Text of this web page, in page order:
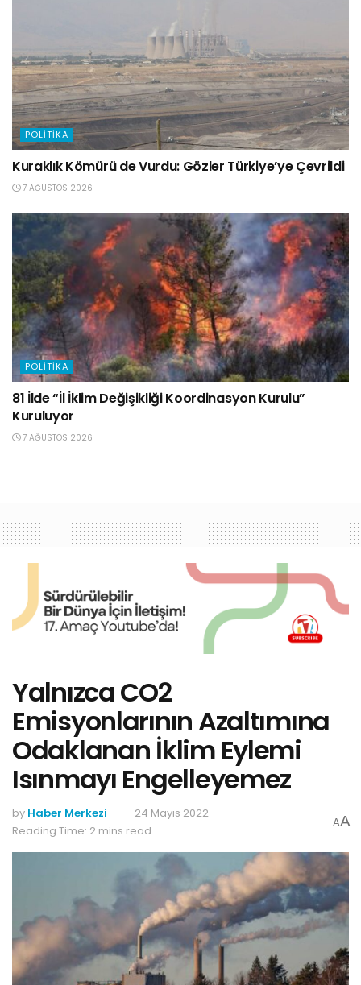
POLITIKA
Kuraklık Kömürü de Vurdu: Gözler Türkiye’ye Çevrildi
7 AĞUSTOS 2026
POLITIKA
81 İlde “İl İklim Değişikliği Koordinasyon Kurulu”
Kuruluyor
7 AĞUSTOS 2026
Yalnızca CO2
Emisyonlarının Azaltımına
Odaklanan İklim Eylemi
Isınmayı Engelleyemez
by Haber Merkezi
24 Mayıs 2022
Reading Time: 2 mins read
AA